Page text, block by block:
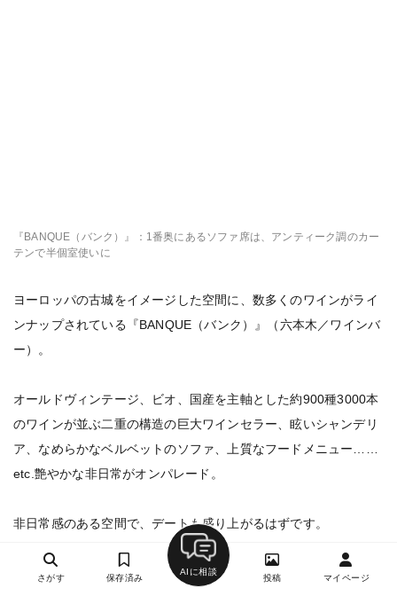
『BANQUE（バンク）』：1番奥にあるソファ席は、アンティーク調のカー
テンで半個室使いに
ヨーロッパの古城をイメージした空間に、数多くのワインがライ
ンナップされている『BANQUE（バンク）』（六本木／ワインバ
ー）。
オールドヴィンテージ、ビオ、国産を主軸とした約900種3000本
のワインが並ぶ二重の構造の巨大ワインセラー、眩いシャンデリ
ア、なめらかなベルベットのソファ、上質なフードメニュー……
etc.艶やかな非日常がオンパレード。
非日常感のある空間で、デートも盛り上がるはずです。
『BANQUE（バンク）』の営業時間・予算は？
さがす 保存済み
AIに相談
投稿 マイページ